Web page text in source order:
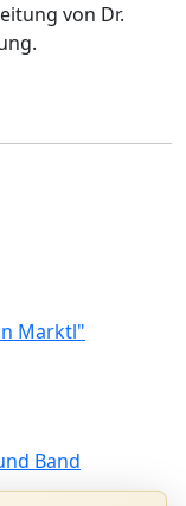
von Dr.
Marktl"
Band